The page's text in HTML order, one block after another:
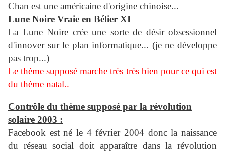
Chan est une américaine d'origine chinoise...
Lune Noire Vraie en Bélier XI
La Lune Noire crée une sorte de désir obsessionnel
d'innover sur le plan informatique... (je ne développe
pas trop...)
Le thème supposé marche très très bien pour ce qui est
du thème natal..
Contrôle du thème supposé par la révolution
solaire 2003 :
Facebook est né le 4 février 2004 donc la naissance
du réseau social doit apparaître dans la révolution